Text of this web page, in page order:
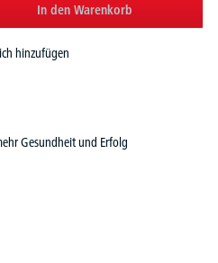
In den Warenkorb
hinzufügen
Gesundheit und Erfolg